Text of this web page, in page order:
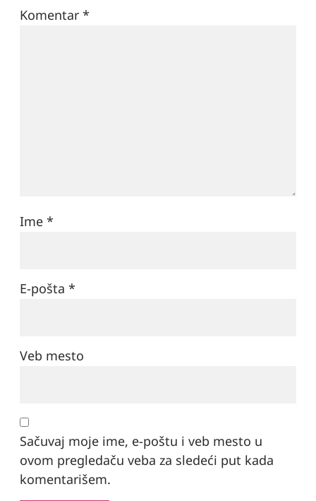
Komentar*
Ime*
E-pošta*
Veb mesto
Sačuvaj moje ime, e-poštu i veb mesto u
ovom pregledaču veba za sledeći put kada
komentarišem.